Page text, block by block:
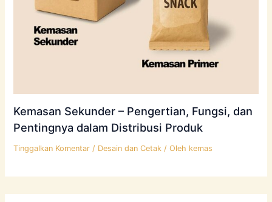
Kemasan Sekunder – Pengertian, Fungsi, dan
Pentingnya dalam Distribusi Produk
Tinggalkan Komentar / Desain dan Cetak / Oleh kemas